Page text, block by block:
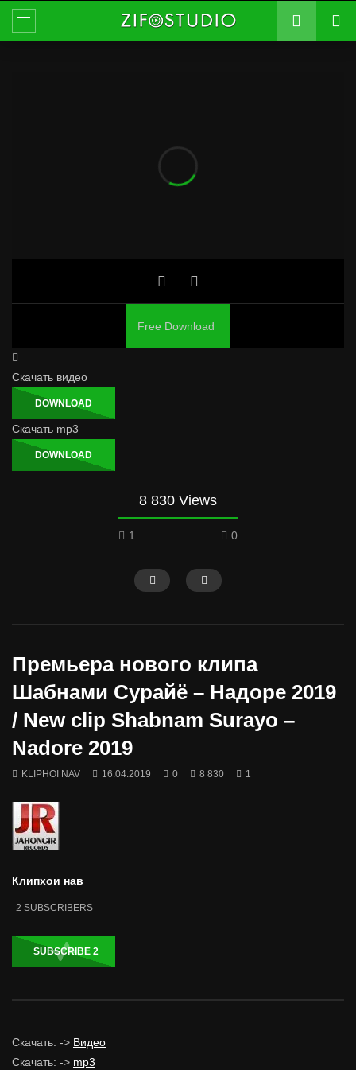
Free Download
Скачать видео
DOWNLOAD
Скачать mp3
DOWNLOAD
8 830 Views
1 0
Премьера нового клипа
Шабнами Сурайё – Надоре 2019
/ New clip Shabnam Surayo –
Nadore 2019
KLIPHOI NAV 16.04.2019 0 8 830 1
Клипхои нав
2 SUBSCRIBERS
SUBSCRIBE 2
Скачать: -> Видео
Скачать: -> mp3